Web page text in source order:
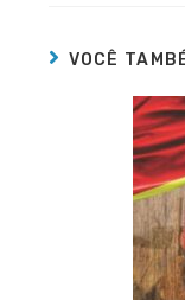
VOCÊ